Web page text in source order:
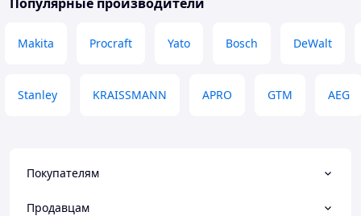
Makita Procraft Yato Bosch DeWalt
Stanley KRAISSMANN APRO GTM AEG
Покупателям
Продавцам